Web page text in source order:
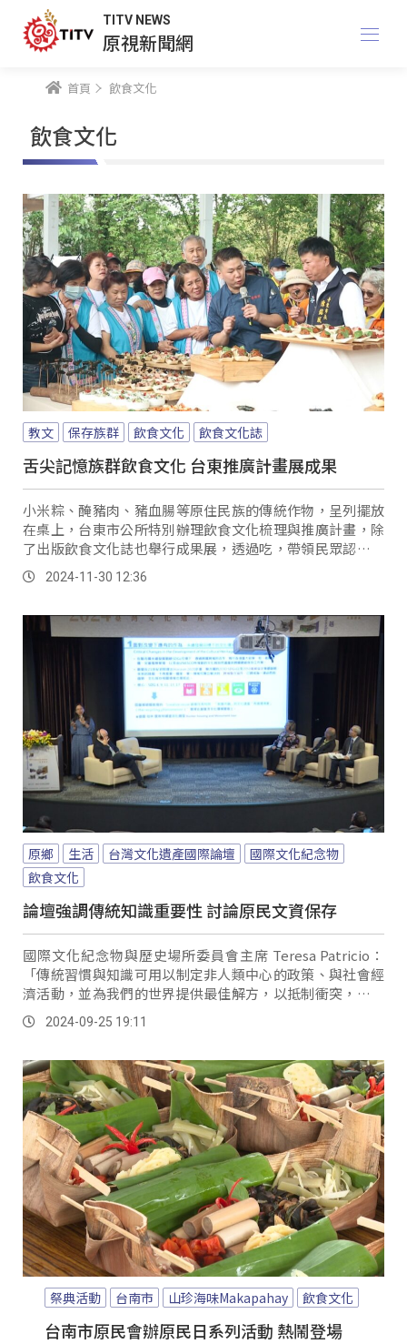
TITV NEWS
原視新聞網
首頁 飲食文化
飲食文化
教文 保存族群 飲食文化 飲食文化誌
舌尖記憶族群飲食文化 台東推廣計畫展成果
小米粽、醃豬肉、豬血腸等原住民族的傳統作物，呈列擺放
在桌上，台東市公所特別辦理飲食文化梳理與推廣計畫，除
了出版飲食文化誌也舉行成果展，透過吃，帶領民眾認識原
住民飲食文化特色與精隨。
2024-11-30 12:36
原鄉 生活 台灣文化遺產國際論壇
國際文化紀念物
飲食文化
論壇強調傳統知識重要性 討論原民文資保存
國際文化紀念物與歷史場所委員會主席 Teresa Patricio：
「傳統習慣與知識可用以制定非人類中心的政策、與社會經
濟活動，並為我們的世界提供最佳解方，以抵制衝突，氣候
變化、環境惡化、與潛在生物危害的威脅。
2024-09-25 19:11
祭典活動 台南市 山珍海味Makapahay 飲食文化
台南市原民會辦原民日系列活動 熱鬧登場